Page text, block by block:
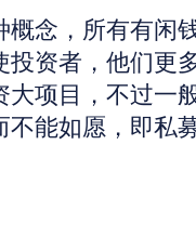
念，所有有闲
资者，他们更
项目，不过一
能如愿，即私